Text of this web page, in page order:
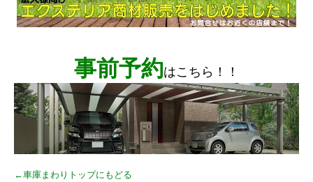
# はじめての外構工事
カーポート サイクルポート
デッキ
テラス
テラス囲い ガーデンルーム
事前予約はこちら！！
←車庫まわりトップにもどる